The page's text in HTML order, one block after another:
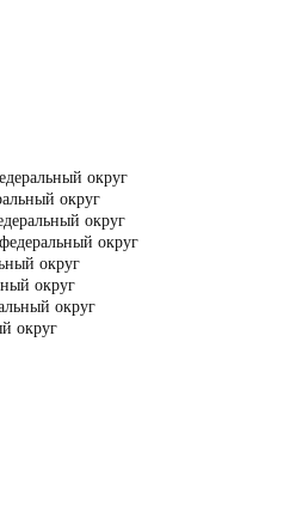
округ
округ
округ
округ
округ
округ
округ
округ